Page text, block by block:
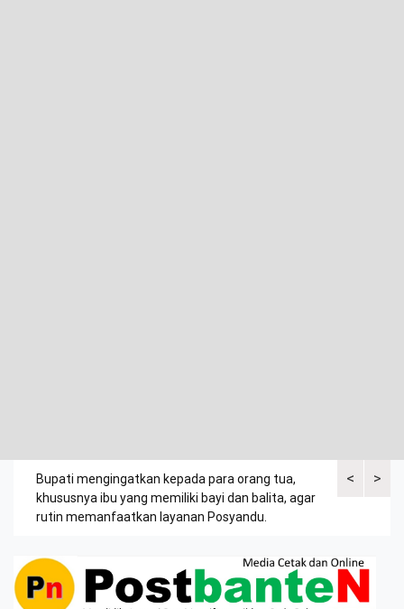
<
Bupati mengingatkan kepada para orang tua,
khususnya ibu yang memiliki bayi dan balita, agar
rutin memanfaatkan layanan Posyandu.
Kuasa>